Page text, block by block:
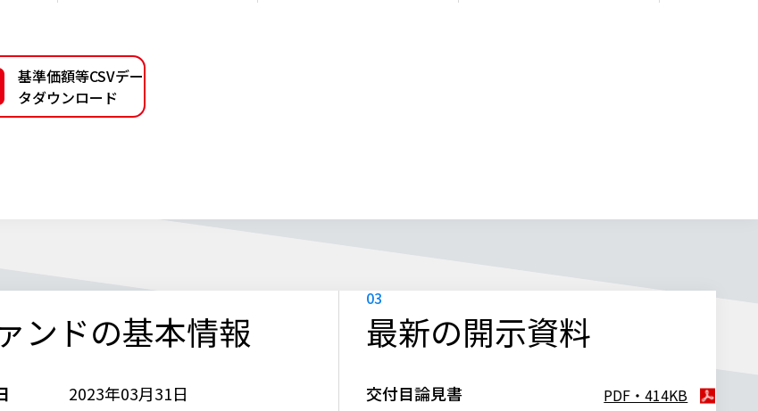
基準価額等CSVデー
タダウンロード
ンドの基本情報
2023年03月31日
最新の開示資料
交付目論見書 PDF・414KB